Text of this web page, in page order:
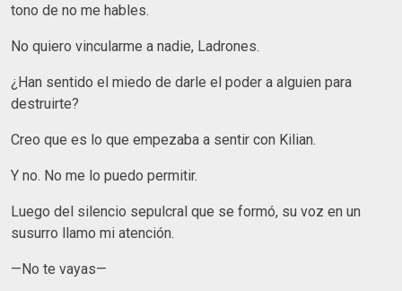
tono de no me hables.
No quiero vincularme a nadie, Ladrones.
¿Han sentido el miedo de darle el poder a alguien para
destruirte?
Creo que es lo que empezaba a sentir con Kilian.
Y no. No me lo puedo permitir.
Luego del silencio sepulcral que se formó, su voz en un
susurro llamo mi atención.
—No te vayas—